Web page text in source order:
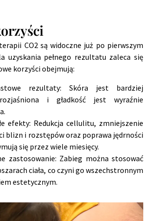
CO2 są widoczne już po pierwszym
uzyskania pełnego rezultatu zaleca się
korzyści obejmują:
rezultaty: Skóra jest bardziej
i gładkość jest wyraźnie
efekty: Redukcja cellulitu, zmniejszenie
blizn i rozstępów oraz poprawa jędrności
się przez wiele miesięcy.
zastosowanie: Zabieg można stosować
ciała, co czyni go wszechstronnym
estetycznym.